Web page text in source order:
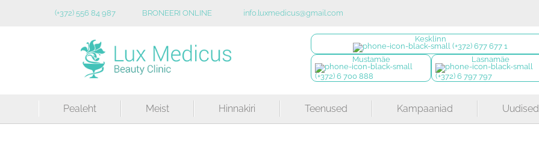
(+372) 556 84 987 BRONEERI ONLINE info.luxmedicus@gmail.com
Kesklinn
(+372) 677 677 1
Mustamäe
(+372) 6 700 888
Lasnamäe
(+372) 6 797 797
Pealeht Meist Hinnakiri Teenused Kampaaniad Uudised